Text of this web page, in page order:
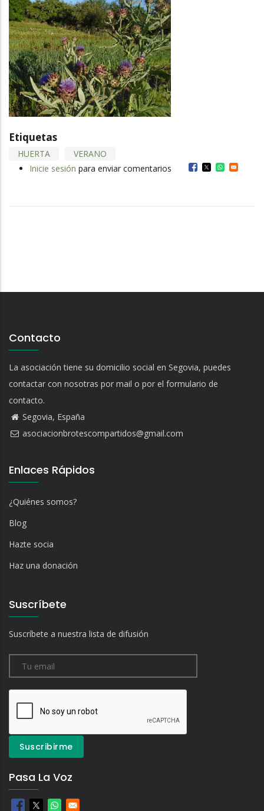
Etiquetas
HUERTA
VERANO
Inicie sesión para enviar comentarios
Contacto
La asociación tiene su domicilio social en Segovia, puedes
contactar con nosotras por mail o por el formulario de
contacto.
Segovia, España
asociacionbrotescompartidos@gmail.com
Enlaces Rápidos
¿Quiénes somos?
Blog
Hazte socia
Haz una donación
Suscríbete
Suscríbete a nuestra lista de difusión
Pasa La Voz